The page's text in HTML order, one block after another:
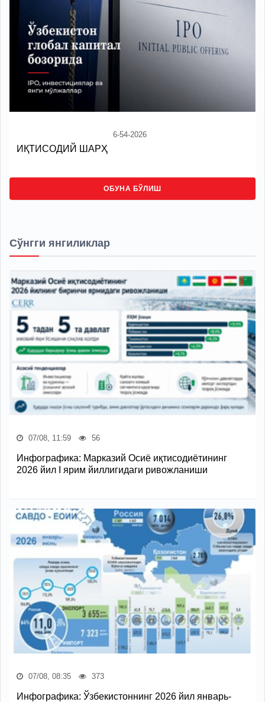
6-54-2026
ИҚТИСОДИЙ ШАРҲ
ОБУНА БЎЛИШ
Сўнгги янгиликлар
07/08, 11:59 56
Инфографика: Марказий Осиё иқтисодиётининг
2026 йил I ярим йиллигидаги ривожланиши
07/08, 08:35 373
Инфографика: Ўзбекистоннинг 2026 йил январь-